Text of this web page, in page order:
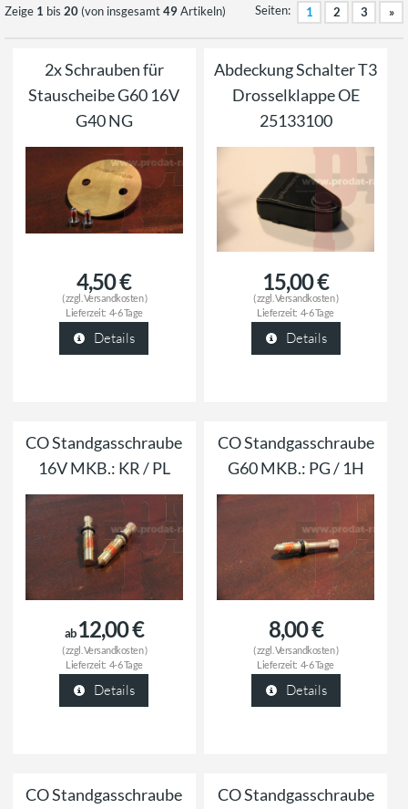
Zeige 1 bis 20 (von insgesamt49Artikeln) Seiten: 1 2 3 »
2x Schrauben für
Stauscheibe G60 16V
G40 NG
4,50 €
( zzgl. Versandkosten)
Lieferzeit: 4-6 Tage
Details
Abdeckung Schalter T3
Drosselklappe OE
25133100
15,00 €
( zzgl. Versandkosten)
Lieferzeit: 4-6 Tage
Details
CO Standgasschraube
16V MKB.: KR / PL
ab12,00 €
( zzgl. Versandkosten)
Lieferzeit: 4-6 Tage
Details
CO Standgasschraube
G60 MKB.: PG / 1H
8,00 €
( zzgl. Versandkosten)
Lieferzeit: 4-6 Tage
Details
CO Standgasschraube
CO Standgasschraube